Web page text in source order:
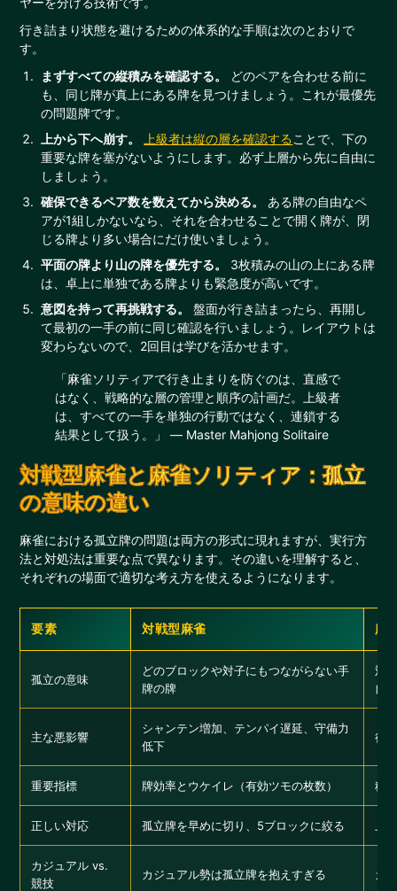
行き詰まり状態を避けるための体系的な手順は次のとおりで
す。
まずすべての縦積みを確認する。
どのペアを合わせる前に
も、同じ牌が真上にある牌を見つけましょう。これが最優先
の問題牌です。
上から下へ崩す。
上級者は縦の層を確認することで、下の
重要な牌を塞がないようにします。必ず上層から先に自由に
しましょう。
確保できるペア数を数えてから決める。
ある牌の自由なペ
アが1組しかないなら、それを合わせることで開く牌が、閉
じる牌より多い場合にだけ使いましょう。
平面の牌より山の牌を優先する。
3枚積みの山の上にある牌
は、卓上に単独である牌よりも緊急度が高いです。
意図を持って再挑戦する。
盤面が行き詰まったら、再開し
て最初の一手の前に同じ確認を行いましょう。レイアウトは
変わらないので、2回目は学びを活かせます。
「麻雀ソリティアで行き止まりを防ぐのは、直感で
はなく、戦略的な層の管理と順序の計画だ。上級者
は、すべての一手を単独の行動ではなく、連鎖する
結果として扱う。」 — Master Mahjong Solitaire
対戦型麻雀と麻雀ソリティア：孤立
の意味の違い
麻雀における孤立牌の問題は両方の形式に現れますが、実行方
法と対処法は重要な点で異なります。その違いを理解すると、
それぞれの場面で適切な考え方を使えるようになります。
要素 対戦型麻雀 麻
孤立の意味
どのブロックや対子にもつながらない手
牌の牌
対
自
主な悪影響
シャンテン増加、テンパイ遅延、守備力
低下
行
重要指標 牌効率とウケイレ（有効ツモの枚数） 積
正しい対応 孤立牌を早めに切り、5ブロックに絞る
カジュアル vs.
競技
カジュアル勢は孤立牌を抱えすぎる カ